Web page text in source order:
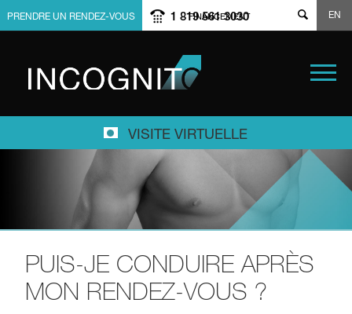
FINANCEMENT
PRENDRE UN RENDEZ-VOUS 1 819 561 3030 EN
VISITE VIRTUELLE
PUIS-JE CONDUIRE APRÈS
MON RENDEZ-VOUS ?